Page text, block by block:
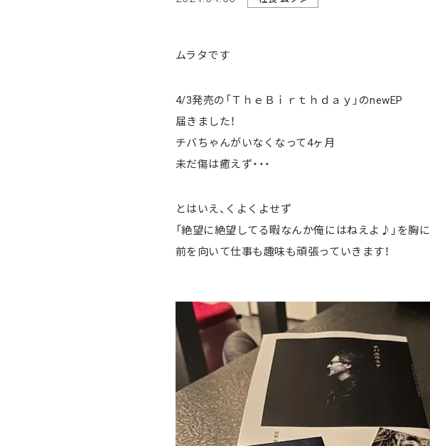
ムラタです
4/3発売の「ＴｈｅＢｉｒｔｈｄａｙ」のnewEP
届きました！
チバちゃんがいなくなって4ヶ月
未だ傷は癒えず・・・
とはいえ、くよくよせず
「絶望に絶望してる暇なんか俺にはねえよ♪」を胸に
前を向いて仕事も趣味も頑張っていきます！